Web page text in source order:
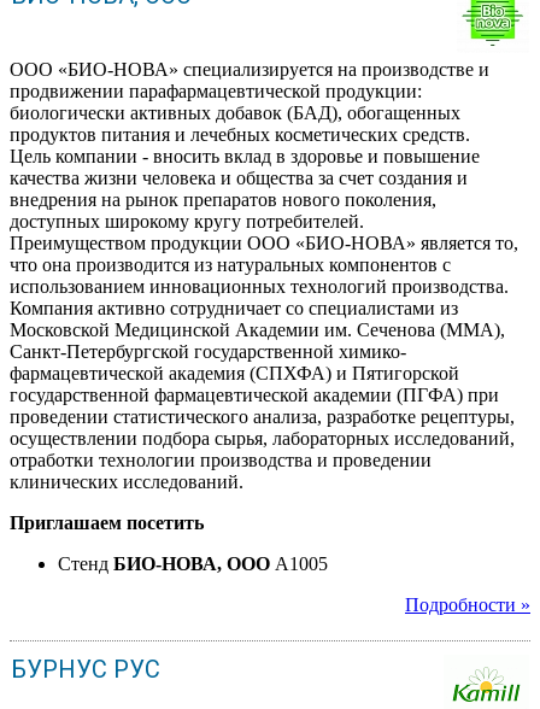
ООО «БИО-НОВА» специализируется на производстве и
продвижении парафармацевтической продукции:
биологически активных добавок (БАД), обогащенных
продуктов питания и лечебных косметических средств.
Цель компании - вносить вклад в здоровье и повышение
качества жизни человека и общества за счет создания и
внедрения на рынок препаратов нового поколения,
доступных широкому кругу потребителей.
Преимуществом продукции ООО «БИО-НОВА» является то,
что она производится из натуральных компонентов с
использованием инновационных технологий производства.
Компания активно сотрудничает со специалистами из
Московской Медицинской Академии им. Сеченова (ММА),
Санкт-Петербургской государственной химико-
фармацевтической академия (СПХФА) и Пятигорской
государственной фармацевтической академии (ПГФА) при
проведении статистического анализа, разработке рецептуры,
осуществлении подбора сырья, лабораторных исследований,
отработки технологии производства и проведении
клинических исследований.
Приглашаем посетить
Стенд БИО-НОВА, ООО A1005
Подробности »
БУРНУС РУС